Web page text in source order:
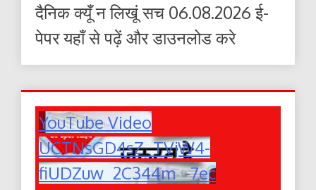
दैनिक क्यूँ न लिखूं सच 06.08.2026 ई-
पेपर यहाँ से पढ़ें और डाउनलोड करे
YouTube Video
UCTNsGD4sZ_TVjW4-
fiUDZuw_2C344m_-7ec